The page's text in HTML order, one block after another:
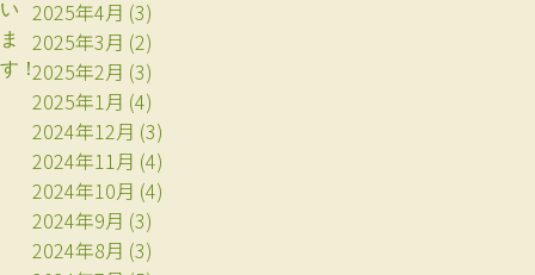
い
ま
す！
2025年4月 (3)
2025年3月 (2)
2025年2月 (3)
2025年1月 (4)
2024年12月 (3)
2024年11月 (4)
2024年10月 (4)
2024年9月 (3)
2024年8月 (3)